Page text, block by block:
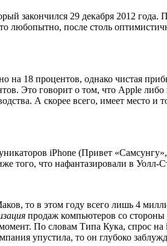
закончился 29 декабря 2012
любопытно, после столь
18 процентов, однако чистая
Это говорит о том, что Apple
А скорее всего, имеет место
iPhone (Привет
того, что нафантазировали в Уолл-
то в этом году всего лишь 4
продаж компьютеров со
По словам Типа Кука, спрос
упустила, то он глубоко